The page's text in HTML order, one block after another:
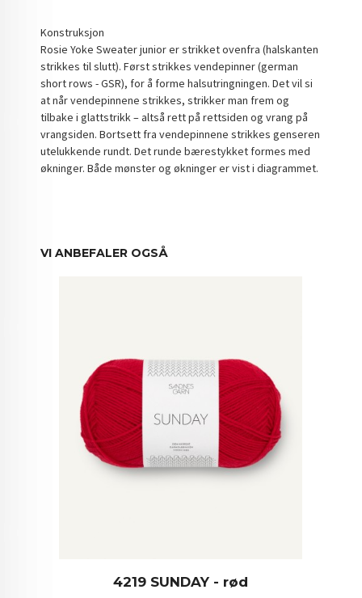
Konstruksjon
Rosie Yoke Sweater junior er strikket ovenfra (halskanten
strikkes til slutt). Først strikkes vendepinner (german
short rows - GSR), for å forme halsutringningen. Det vil si
at når vendepinnene strikkes, strikker man frem og
tilbake i glattstrikk – altså rett på rettsiden og vrang på
vrangsiden. Bortsett fra vendepinnene strikkes genseren
utelukkende rundt. Det runde bærestykket formes med
økninger. Både mønster og økninger er vist i diagrammet.
VI ANBEFALER OGSÅ
4219 SUNDAY - rød